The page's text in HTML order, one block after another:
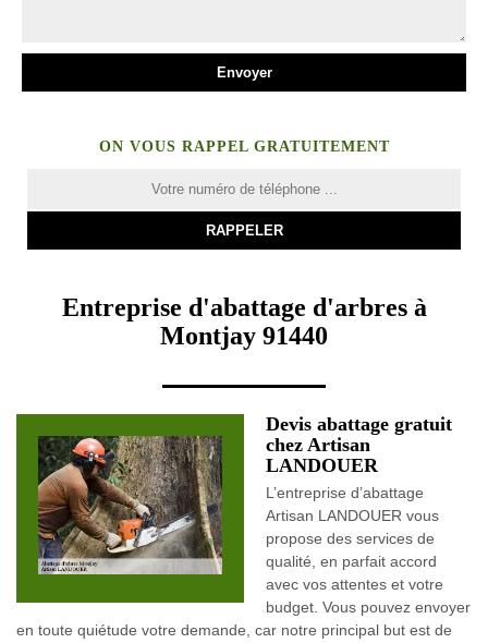
ON VOUS RAPPEL GRATUITEMENT
Entreprise d'abattage d'arbres à
Montjay 91440
Devis abattage gratuit
chez Artisan
LANDOUER
L’entreprise d’abattage
Artisan LANDOUER vous
propose des services de
qualité, en parfait accord
avec vos attentes et votre
budget. Vous pouvez envoyer
en toute quiétude votre demande, car notre principal but est de